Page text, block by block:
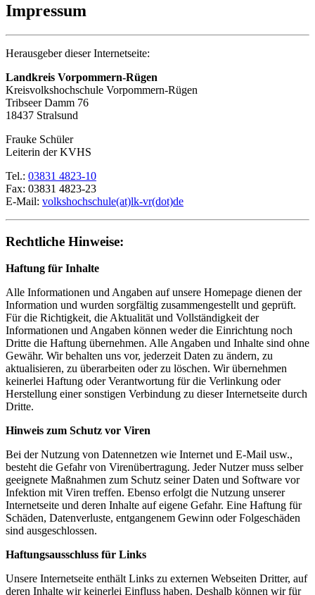
Impressum
Herausgeber dieser Internetseite:
Landkreis Vorpommern-Rügen
Kreisvolkshochschule Vorpommern-Rügen
Tribseer Damm 76
18437 Stralsund
Frauke Schüler
Leiterin der KVHS
Tel.: 03831 4823-10
Fax: 03831 4823-23
E-Mail: volkshochschule(at)lk-vr(dot)de
Rechtliche Hinweise:
Haftung für Inhalte
Alle Informationen und Angaben auf unsere Homepage dienen der
Information und wurden sorgfältig zusammengestellt und geprüft.
Für die Richtigkeit, die Aktualität und Vollständigkeit der
Informationen und Angaben können weder die Einrichtung noch
Dritte die Haftung übernehmen. Alle Angaben und Inhalte sind ohne
Gewähr. Wir behalten uns vor, jederzeit Daten zu ändern, zu
aktualisieren, zu überarbeiten oder zu löschen. Wir übernehmen
keinerlei Haftung oder Verantwortung für die Verlinkung oder
Herstellung einer sonstigen Verbindung zu dieser Internetseite durch
Dritte.
Hinweis zum Schutz vor Viren
Bei der Nutzung von Datennetzen wie Internet und E-Mail usw.,
besteht die Gefahr von Virenübertragung. Jeder Nutzer muss selber
geeignete Maßnahmen zum Schutz seiner Daten und Software vor
Infektion mit Viren treffen. Ebenso erfolgt die Nutzung unserer
Internetseite und deren Inhalte auf eigene Gefahr. Eine Haftung für
Schäden, Datenverluste, entgangenem Gewinn oder Folgeschäden
sind ausgeschlossen.
Haftungsausschluss für Links
Unsere Internetseite enthält Links zu externen Webseiten Dritter, auf
deren Inhalte wir keinerlei Einfluss haben. Deshalb können wir für